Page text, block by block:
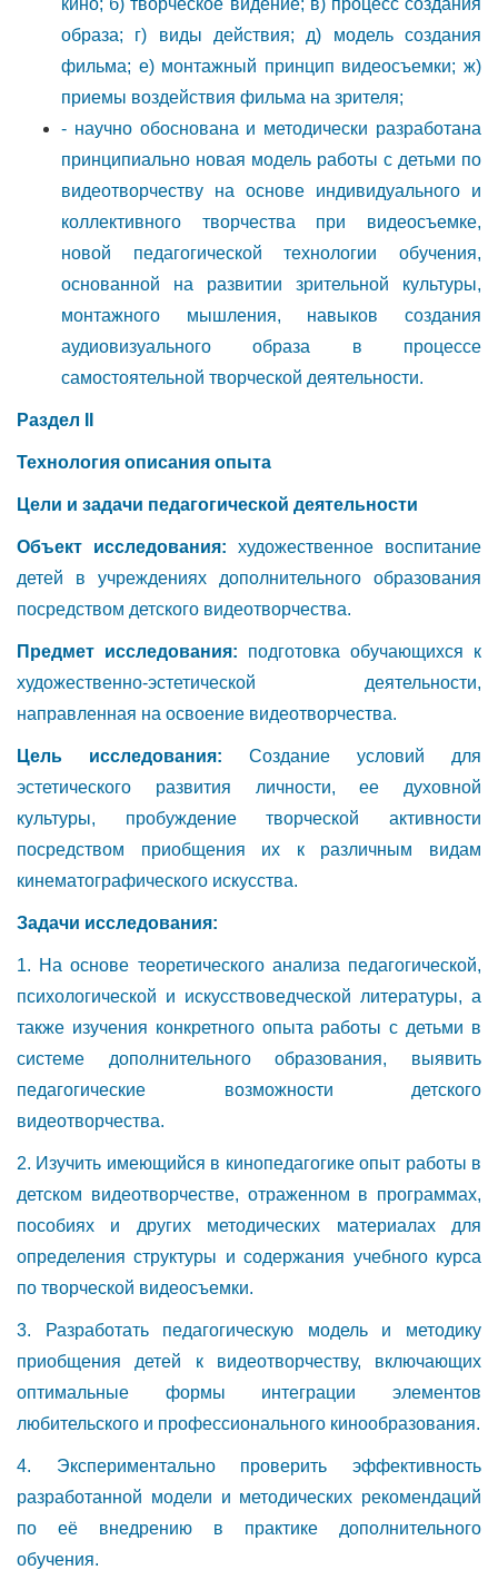
кино; б) творческое видение; в) процесс создания
образа; г) виды действия; д) модель создания
фильма; е) монтажный принцип видеосъемки; ж)
приемы воздействия фильма на зрителя;
- научно обоснована и методически разработана
принципиально новая модель работы с детьми по
видеотворчеству на основе индивидуального и
коллективного творчества при видеосъемке,
новой педагогической технологии обучения,
основанной на развитии зрительной культуры,
монтажного мышления, навыков создания
аудиовизуального образа в процессе
самостоятельной творческой деятельности.
Раздел
Технология описания опыта
Цели и задачи педагогической деятельности
Объект исследования: художественное воспитание
детей в учреждениях дополнительного образования
посредством детского видеотворчества.
Предмет исследования: подготовка обучающихся к
художественно-эстетической деятельности,
направленная на освоение видеотворчества.
Цель исследования: Создание условий для
эстетического развития личности, ее духовной
культуры, пробуждение творческой активности
посредством приобщения их к различным видам
кинематографического искусства.
Задачи исследования:
1. На основе теоретического анализа педагогической,
психологической и искусствоведческой литературы, а
также изучения конкретного опыта работы с детьми в
системе дополнительного образования, выявить
педагогические возможности детского
видеотворчества.
2. Изучить имеющийся в кинопедагогике опыт работы в
детском видеотворчестве, отраженном в программах,
пособиях и других методических материалах для
определения структуры и содержания учебного курса
по творческой видеосъемки.
3. Разработать педагогическую модель и методику
приобщения детей к видеотворчеству, включающих
оптимальные формы интеграции элементов
любительского и профессионального кинообразования.
4. Экспериментально проверить эффективность
разработанной модели и методических рекомендаций
по её внедрению в практике дополнительного
обучения.